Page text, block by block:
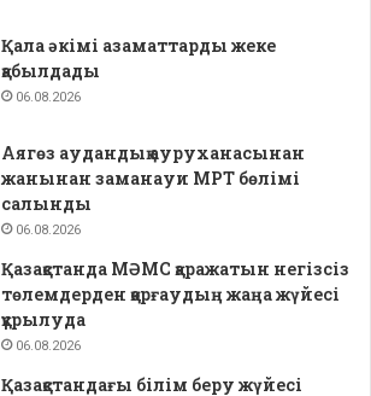
Қала әкімі азаматтарды жеке
қабылдады
06.08.2026
Аягөз аудандық ауруханасынан
жанынан заманауи МРТ бөлімі
салынды
06.08.2026
Қазақстанда МӘМС қаражатын негізсіз
төлемдерден қорғаудың жаңа жүйесі
құрылуда
06.08.2026
Қазақстандағы білім беру жүйесі